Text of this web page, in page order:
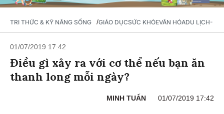
TRI THỨC & KỸ NĂNG SỐNG /GIÁO DỤCSỨC KHỎEVĂN HÓADU LỊCH-
01/07/2019 17:42
Điều gì xảy ra với cơ thể nếu bạn ăn
thanh long mỗi ngày?
MINH TUẤN 01/07/2019 17:42